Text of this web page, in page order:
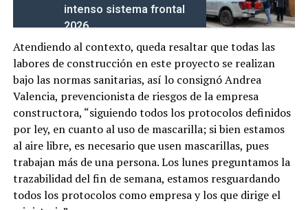
intenso sistema frontal
2026
Atendiendo al contexto, queda resaltar que todas las
labores de construcción en este proyecto se realizan
bajo las normas sanitarias, así lo consignó Andrea
Valencia, prevencionista de riesgos de la empresa
constructora, “siguiendo todos los protocolos definidos
por ley, en cuanto al uso de mascarilla; si bien estamos
al aire libre, es necesario que usen mascarillas, pues
trabajan más de una persona. Los lunes preguntamos la
trazabilidad del fin de semana, estamos resguardando
todos los protocolos como empresa y los que dirige el